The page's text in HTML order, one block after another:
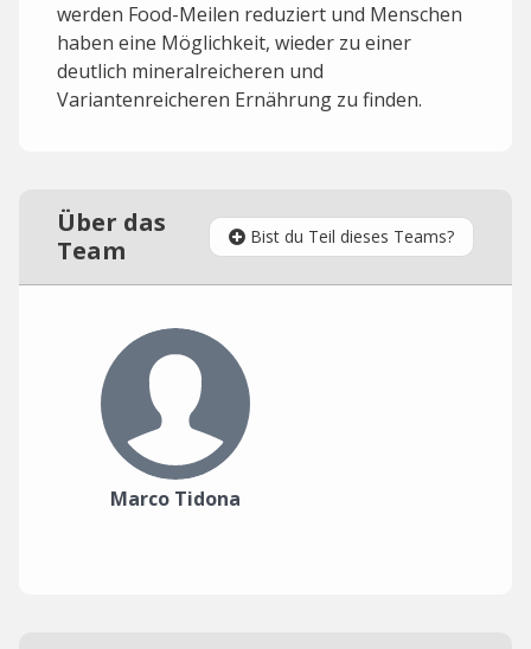
werden Food-Meilen reduziert und Menschen
haben eine Möglichkeit, wieder zu einer
deutlich mineralreicheren und
Variantenreicheren Ernährung zu finden.
Über das
Team
Bist du Teil dieses Teams?
Marco Tidona